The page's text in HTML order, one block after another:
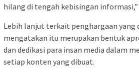
hilang di tengah kebisingan
Lebih lanjut terkait penghargaan yang
mengatakan itu merupakan bentuk
dan dedikasi para insan media dalam
setiap konten yang dibuat.